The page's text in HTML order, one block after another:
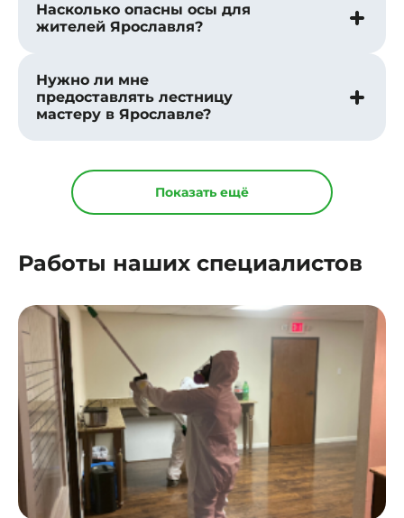
Насколько опасны осы для
жителей Ярославля?
Нужно ли мне
предоставлять лестницу
мастеру в Ярославле?
Показать ещё
Работы наших специалистов